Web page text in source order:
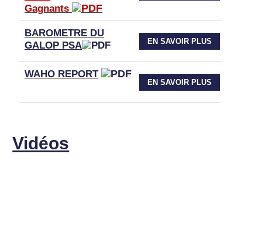
Gagnants
BAROMETRE DU
GALOP PSA
EN SAVOIR PLUS
WAHO REPORT
EN SAVOIR PLUS
Vidéos